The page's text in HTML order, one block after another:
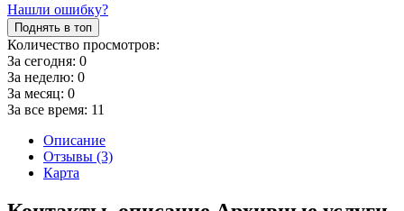
Нашли ошибку?
Поднять в топ
Количество просмотров:
За сегодня: 0
За неделю: 0
За месяц: 0
За все время: 11
Описание
Отзывы (3)
Карта